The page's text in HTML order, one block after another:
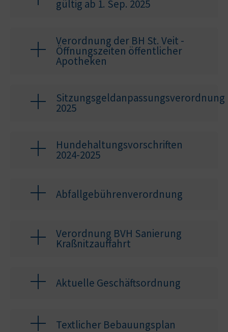
gültig ab 1. Sep. 2025
Verordnung der BH St. Veit -
Öffnungszeiten öffentlicher
Apotheken
Sitzungsgeldanpassungsverordnung
2025
Hundehaltungsvorschriften
2024-2025
Abfallgebührenverordnung
Verordnung BVH Sanierung
Kraßnitzauffahrt
Aktuelle Geschäftsordnung
Textlicher Bebauungsplan